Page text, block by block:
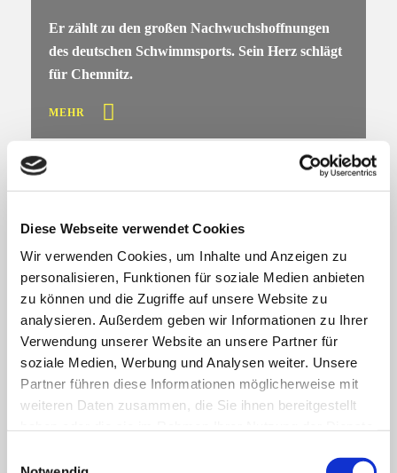
Diese Webseite verwendet Cookies
Wir verwenden Cookies, um Inhalte und Anzeigen zu
personalisieren, Funktionen für soziale Medien anbieten
zu können und die Zugriffe auf unsere Website zu
analysieren. Außerdem geben wir Informationen zu Ihrer
Verwendung unserer Website an unsere Partner für
soziale Medien, Werbung und Analysen weiter. Unsere
Partner führen diese Informationen möglicherweise mit
weiteren Daten zusammen, die Sie ihnen bereitgestellt
Cookies, wenn Sie unsere Webseite weiterhin nutzen.
Er zählt zu den großen Nachwuchshoffnungen
des deutschen Schwimmsports. Sein Herz schlägt
für Chemnitz.
MEHR
SACHSEN
Heike Stellmacher
Wir gratulieren zur Goldenen Henne!
MEHR